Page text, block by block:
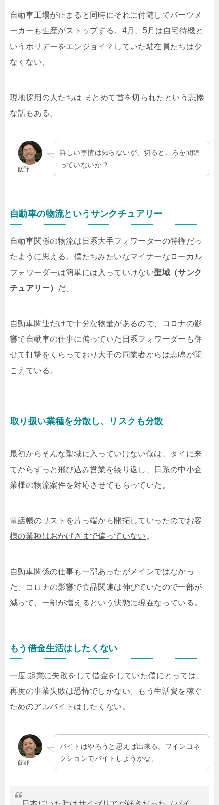
自動車工場が止まると同時にそれに付随してパーツメ
ーカーも生産がストップする。4月、5月は自宅待機と
いうホリデーをエンジョイ？していた駐在員たちは少
なくない。
現地採用の人たちは まとめて首を切られたという悲惨
な話もある。
飯野
詳しい事情は知らないが、切るところを間違
っていないか？
自動車の物流というサンクチュアリー
自動車関係の物流は日系大手フォワーダーの特権だっ
たように思える。僕たちみたいなマイナーなローカル
フォワーダーは簡単には入っていけない聖域（サンク
チュアリー） だ。
自動車関連だけで十分な物量があるので、コロナの影
響で自動車の仕事に偏っていた日系フォワーダーも併
せて打撃をくらっており大手の同業者からは悲鳴が聞
こえている。
取り扱い業種を分散し、リスクも分散
最初からそんな聖域に入っていけない僕は、タイに来
てからずっと飛び込み営業を繰り返し、日系の中小企
業様の物流案件を対応させてもらっていた。
電話帳のリストを片っ端から開拓していったのでお客
様の業種はおかげさまで偏っていない 。
自動車関係の仕事も一部あったがメインではなかっ
た。コロナの影響で食品関連は伸びていたので一部が
減って、一部が増えるという状態に現在なっている。
もう借金生活はしたくない
一度 起業に失敗をして借金をしていた僕にとっては、
再度の事業失敗は恐怖でしかない。もう生活費を稼ぐ
ためのアルバイトはしたくない。
飯野
バイトはやろうと思えば出来る。ワインコネ
クションでバイトしようかな。